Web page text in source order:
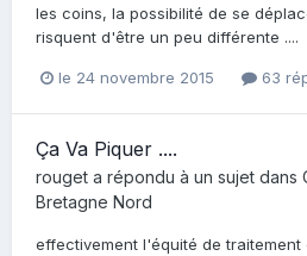
les coins, la possibilité de se
risquent d'être un peu différente ....
le 24 novembre 2015 63
Ça Va Piquer ....
rouget a répondu à un sujet dans
Bretagne Nord
effectivement l'équité de